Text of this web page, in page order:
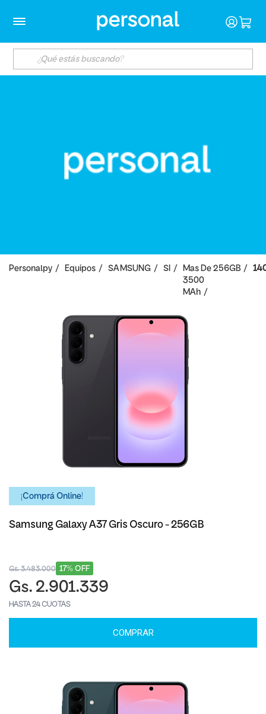
Personalpy Equipos SAMSUNG SI
Mas De
3500
MAh
256GB
¡Comprá Online!
Samsung Galaxy A37 Gris Oscuro - 256GB
17% OFF
Gs. 3.483.000
Gs. 2.901.339
HASTA 24 CUOTAS
COMPRAR